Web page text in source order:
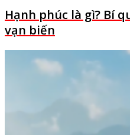
Hạnh phúc là gì? Bí
vạn biến